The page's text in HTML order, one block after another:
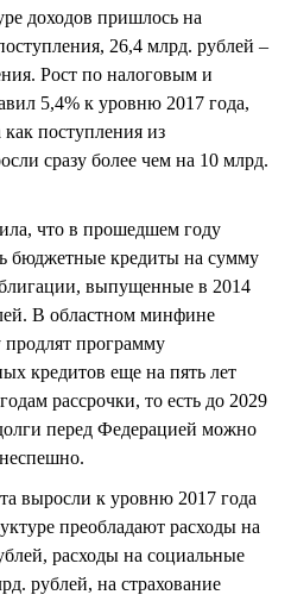
доходов пришлось на
26,4 млрд. рублей –
Рост по налоговым и
5,4% к уровню 2017 года,
поступления из
сразу более чем на 10 млрд.
что в прошедшем году
бюджетные кредиты на сумму
выпущенные в 2014
В областном минфине
продлят программу
кредитов еще на пять лет
рассрочки, то есть до 2029
перед Федерацией можно
выросли к уровню 2017 года
преобладают расходы на
расходы на социальные
рублей, на страхование